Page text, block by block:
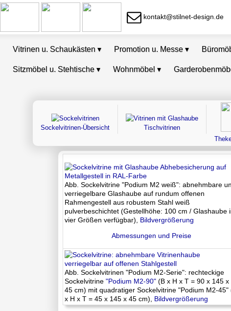
kontakt@stilnet-design.de
Sockelvitrinen-Übersicht
Tischvitrinen
Abb. Sockelvitrine "Podium M2 weiß": abnehmbare
verriegelbare Glashaube auf rundum offenen
Rahmengestell aus robustem Stahl weiß
pulverbeschichtet (Gestellhöhe: 100 cm / Glashaube
vier Größen verfügbar), Bildvergrößerung
Abmessungen und Preise
Abb. Sockelvitrinen "Podium M2-Serie": rechteckige
Sockelvitrine"Podium M2-90" (B x H x T = 90 x 145 x
45 cm) mit quadratiger Sockelvitrine "Podium M2-45"
x H x T = 45 x 145 x 45 cm), Bildvergrößerung
Vitrinen u. Schaukästen ▾ Promotion u. Messe ▾
Sitzmöbel u. Stehtische ▾ Wohnmöbel ▾